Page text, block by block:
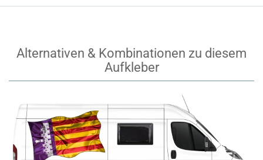
Alternativen & Kombinationen zu diesem
Aufkleber